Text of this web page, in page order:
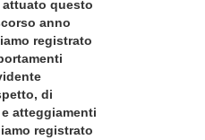
attuato questo
anno
registrato
di
atteggiamenti
registrato